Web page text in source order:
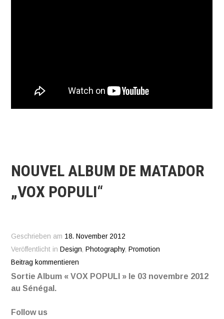
NOUVEL ALBUM DE MATADOR
„VOX POPULI“
Geschrieben am 18. November 2012
Veröffentlicht in Design, Photography, Promotion
Beitrag kommentieren
Sortie Album « VOX POPULI » le 03 novembre 2012
au Sénégal.
Follow us